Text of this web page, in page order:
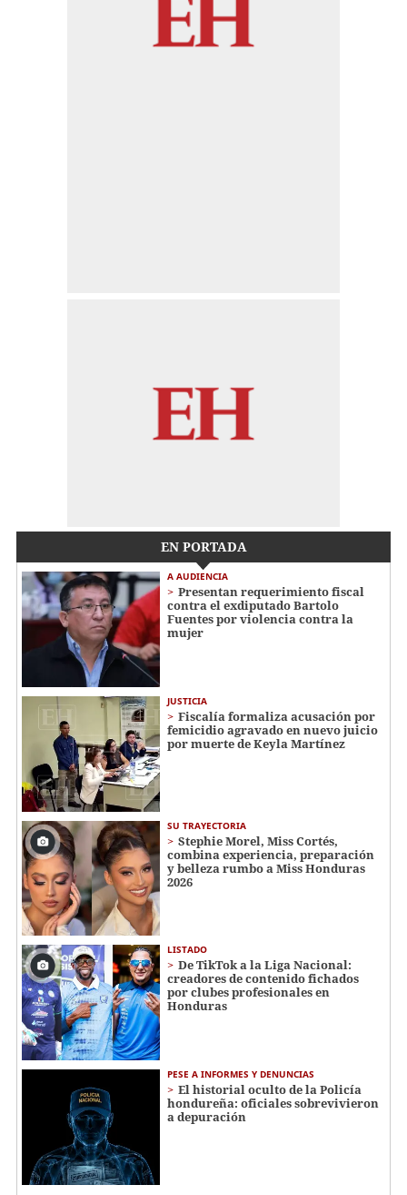
EN PORTADA
A AUDIENCIA
Presentan requerimiento fiscal
contra el exdiputado Bartolo
Fuentes por violencia contra la
mujer
JUSTICIA
Fiscalía formaliza acusación por
femicidio agravado en nuevo juicio
por muerte de Keyla Martínez
SU TRAYECTORIA
Stephie Morel, Miss Cortés,
combina experiencia, preparación
y belleza rumbo a Miss Honduras
2026
LISTADO
De TikTok a la Liga Nacional:
creadores de contenido fichados
por clubes profesionales en
Honduras
PESE A INFORMES Y DENUNCIAS
El historial oculto de la Policía
hondureña: oficiales sobrevivieron
a depuración